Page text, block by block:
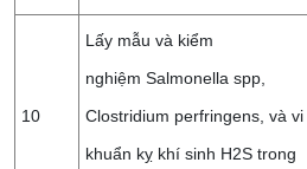
10
Lấy mẫu và kiểm
nghiệm Salmonella spp,
Clostridium perfringens, và vi
khuẩn kỵ khí sinh H2S trong